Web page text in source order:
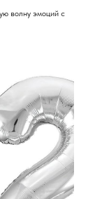
волну эмоций с